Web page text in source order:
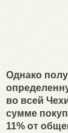
Однако
во всей
сумме
11% от